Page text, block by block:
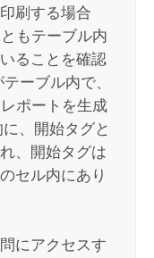
刷する場合
もテーブル内
ることを確認
ーブル内で、
ポートを生成
、開始タグと
、開始タグは
セル内にあり
にアクセスす